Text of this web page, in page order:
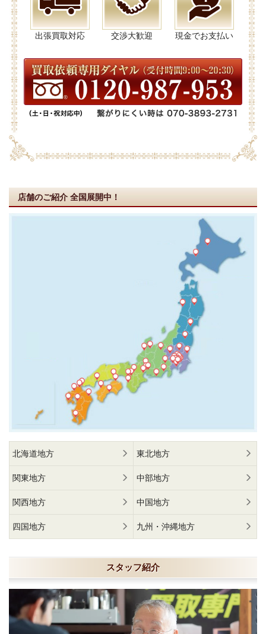
出張買取対応 交渉大歓迎 現金でお支払い
店舗のご紹介 全国展開中！
北海道地方 東北地方
関東地方 中部地方
関西地方 中国地方
四国地方 九州・沖縄地方
スタッフ紹介